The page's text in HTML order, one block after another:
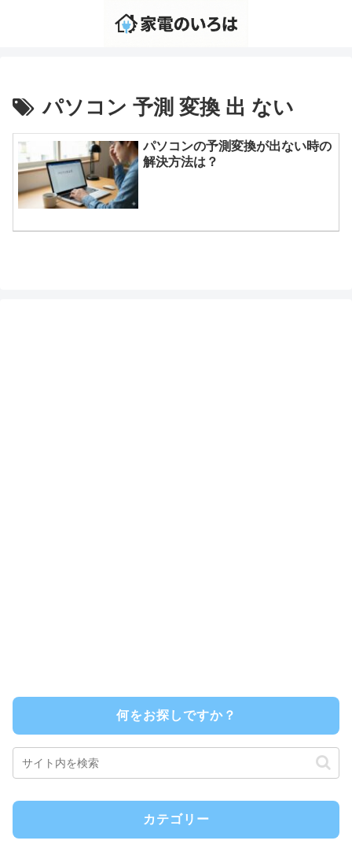
パソコン 予測 変換 出 ない
パソコンの予測変換が出ない時の
解決方法は？
何をお探しですか？
カテゴリー